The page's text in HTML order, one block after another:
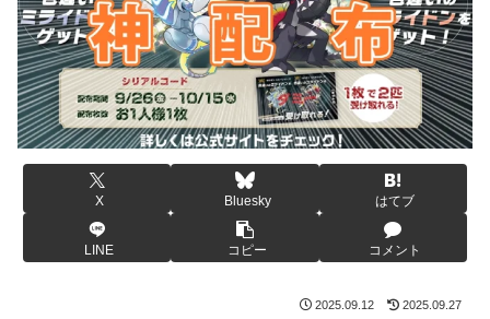
X Bluesky はてブ
LINE コピー コメント
2025.09.12 2025.09.27